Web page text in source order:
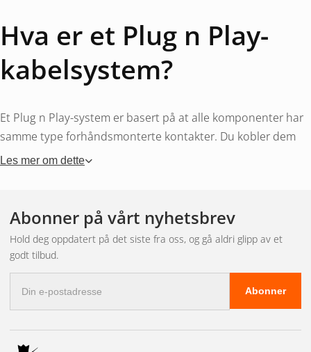
Hva er et Plug n Play-
kabelsystem?
Et Plug n Play-system er basert på at alle komponenter har
samme type forhåndsmonterte kontakter. Du kobler dem
direkte uten skjøting eller bruk av kabelsko. Dette betyr
tilhengere og kjøretøy som er utsatt for vibrasjoner, salt og
Kompatibilitet mellom
komponenter
Les mer om dette
Abonner på vårt nyhetsbrev
Hold deg oppdatert på det siste fra oss, og gå aldri glipp av et
godt tilbud.
postadresse
Abonner